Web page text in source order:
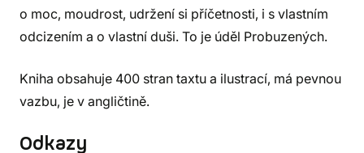
o moc, moudrost, udržení si příčetnosti, i s vlastním
odcizením a o vlastní duši. To je úděl Probuzených.
Kniha obsahuje 400 stran taxtu a ilustrací, má pevnou
vazbu, je v angličtině.
Odkazy